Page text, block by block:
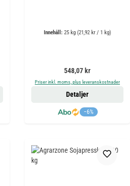
Innehåll: 25 kg (21,92 kr / 1 kg)
Ordinarie pris:
548,07 kr
Priser inkl. moms, plus leveranskostnader
−6%
Detaljer